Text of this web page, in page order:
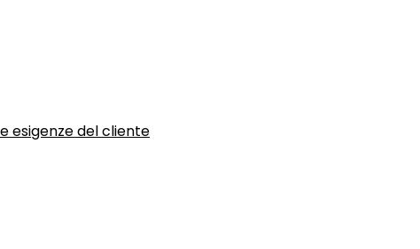
esigenze del cliente